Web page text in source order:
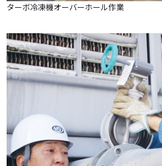
ターボ冷凍機オーバーホール作業